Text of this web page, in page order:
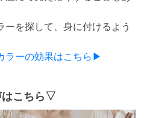
ーを探して、身に付けるよう
ラーの効果はこちら▶
こちら▽